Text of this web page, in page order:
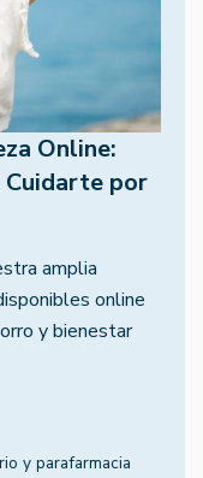
Online:
por
amplia
online
y bienestar
y parafarmacia